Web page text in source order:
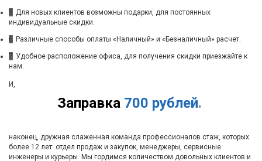
5 Для новых клиентов возможны подарки, для постоянных
индивидуальные скидки.
6 Различные способы оплаты «Наличный» и «Безналичный» расчет.
7 Удобное расположение офиса, для получения скидки приезжайте к
нам.
Заправка 700 рублей.
И,
наконец, дружная слаженная команда профессионалов стаж, которых
более 12 лет: отдел продаж и закупок, менеджеры, сервисные
инженеры и курьеры. Мы гордимся количеством довольных клиентов и